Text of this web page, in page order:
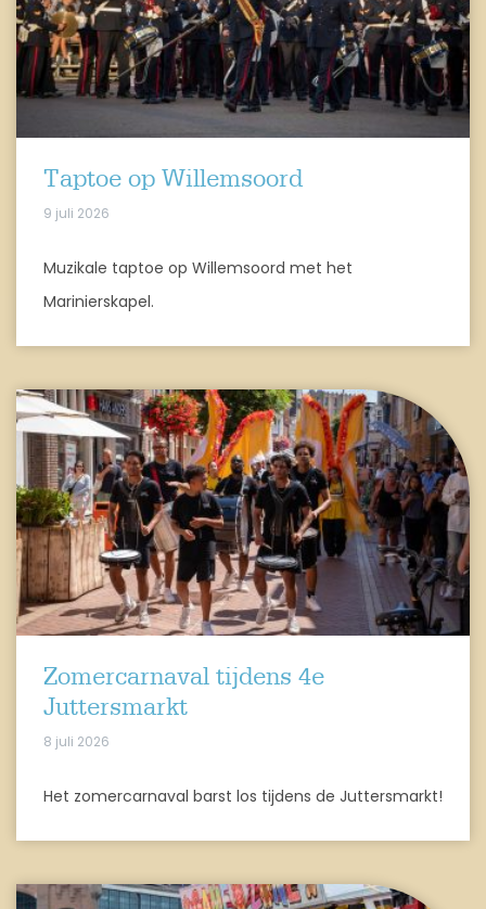
Taptoe op Willemsoord
9 juli 2026
Muzikale taptoe op Willemsoord met het
Marinierskapel.
Zomercarnaval tijdens 4e
Juttersmarkt
8 juli 2026
Het zomercarnaval barst los tijdens de Juttersmarkt!